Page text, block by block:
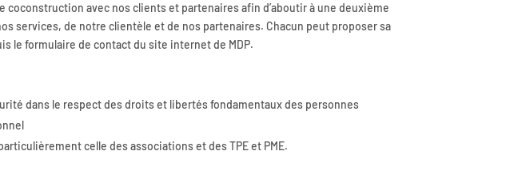
avec nos clients et partenaires afin d’aboutir à une deuxième
services, de notre clientèle et de nos partenaires. Chacun peut proposer sa
le formulaire de contact du site internet de MDP.
dans le respect des droits et libertés fondamentaux des personnes
celle des associations et des TPE et PME.